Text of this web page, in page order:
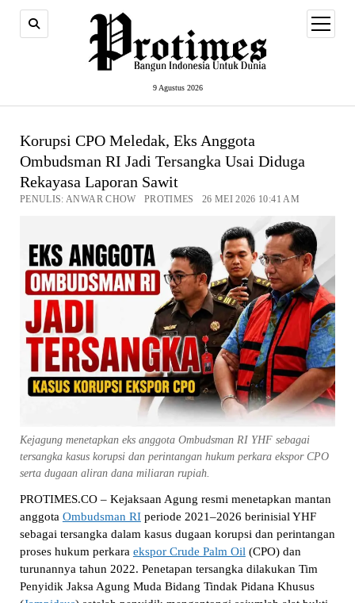
9 Agustus 2026
open
menu
Korupsi CPO Meledak, Eks Anggota
Ombudsman RI Jadi Tersangka Usai Diduga
Rekayasa Laporan Sawit
PENULIS: ANWAR CHOW PROTIMES 26 MEI 2026 10:41 AM
Kejagung menetapkan eks anggota Ombudsman RI YHF sebagai
tersangka kasus korupsi dan perintangan hukum perkara ekspor CPO
serta dugaan aliran dana miliaran rupiah.
PROTIMES.CO – Kejaksaan Agung resmi menetapkan mantan
anggota Ombudsman RIperiode 2021–2026 berinisial YHF
sebagai tersangka dalam kasus dugaan korupsi dan perintangan
proses hukum perkara ekspor Crude Palm Oil (CPO) dan
turunannya tahun 2022. Penetapan tersangka dilakukan Tim
Penyidik Jaksa Agung Muda Bidang Tindak Pidana Khusus